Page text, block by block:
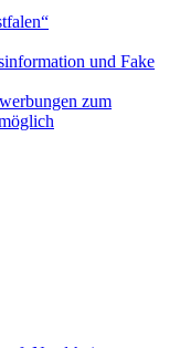
und Fake
zum